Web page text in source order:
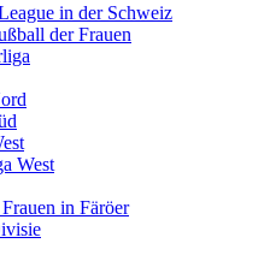
in der Schweiz
der Frauen
West
in Färöer